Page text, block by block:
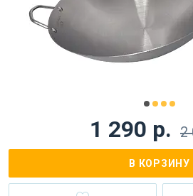
1 290 р. 2
В КОРЗИНУ